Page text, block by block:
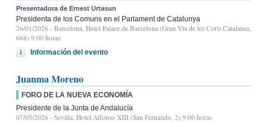
Presentadora de Ernest Urtasun
Presidenta de los Comuns en el Parlament de Catalunya
26/01/2026 - Barcelona, Hotel Palace de Barcelona (Gran Vía de les Corts Catalanes,
668) 9.00 horas
Información del evento
Juanma Moreno
FORO DE LA NUEVA ECONOMÍA
Presidente de la Junta de Andalucía
07/05/2026 - Sevilla, Hotel Alfonso XIII (San Fernando, 2) 9:00 horas